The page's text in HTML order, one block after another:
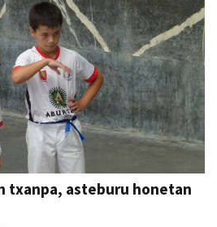
txanpa, asteburu honetan